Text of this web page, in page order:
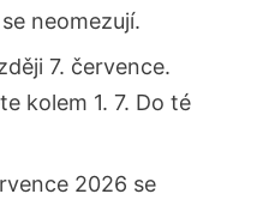
neomezují.
7. července.
kolem 1. 7. Do té
2026 se